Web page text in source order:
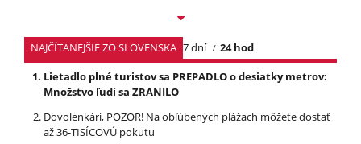
NAJČÍTANEJŠIE ZO SLOVENSKA 7 dní
24 hod
Lietadlo plné turistov sa PREPADLO o desiatky metrov:
Množstvo ľudí sa ZRANILO
Dovolenkári, POZOR! Na obľúbených plážach môžete dostať
až 36-TISÍCOVÚ pokutu